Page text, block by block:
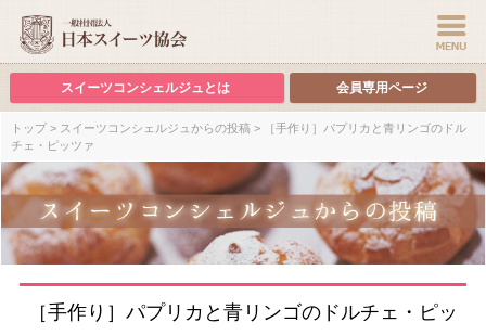
スイーツコンシェルジュとは 会員専用ページ
トップ> スイーツコンシェルジュからの投稿> ［手作り］パプリカと青リンゴのドル
チェ・ピッツァ
［手作り］パプリカと青リンゴのドルチェ・ピッ